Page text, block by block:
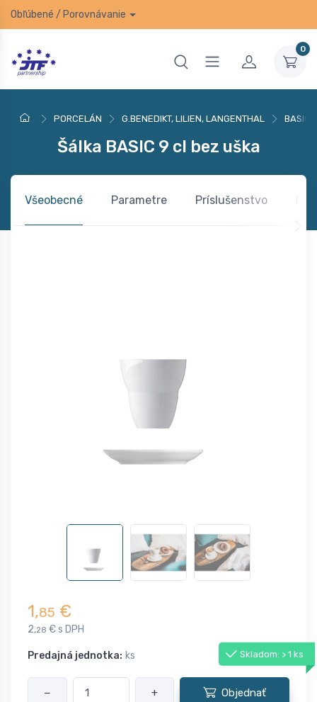
Obľúbené / Porovnávanie
0
PORCELÁN G.BENEDIKT, LILIEN, LANGENTHAL BASIC
Šálka BASIC 9 cl bez uška
Všeobecné Parametre Príslušenstvo
1,85 €
2,28 € s DPH
Predajná jednotka: ks Skladom: > 1 ks
− + Objednať